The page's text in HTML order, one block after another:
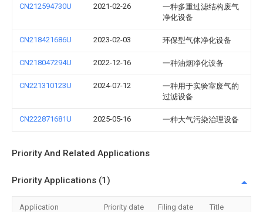
CN212594730U 2021-02-26
一种多重过滤结构废气
净化设备
CN218421686U 2023-02-03 环保型气体净化设备
CN218047294U 2022-12-16 一种油烟净化设备
CN221310123U 2024-07-12
一种用于实验室废气的
过滤设备
CN222871681U 2025-05-16 一种大气污染治理设备
Priority And Related Applications
Priority Applications (1)
Application Priority date Filing date Title